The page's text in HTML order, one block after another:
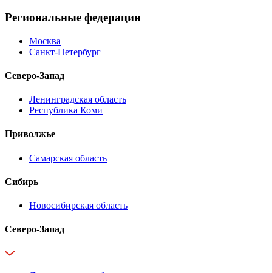
Региональные федерации
Москва
Санкт-Петербург
Северо-Запад
Ленинградская область
Республика Коми
Приволжье
Самарская область
Сибирь
Новосибирская область
Северо-Запад